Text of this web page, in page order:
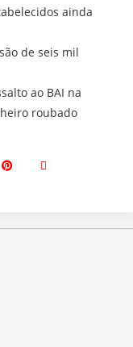
ainda
de seis mil
ao BAI na
roubado